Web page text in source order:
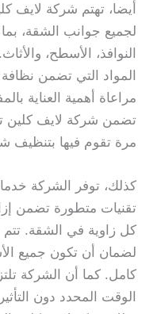
أيضا، تهتم شركة لايف
لجميع جوانب الشقة،
النوافذ، الأسطح،
المواد التي تضمن
مراعاة أهمية العناية
تضمن شركة لايف كلين
مرة تقوم فيها
كذلك، توفر الشركة
تقنيات متطورة تضمن
كل زاوية في الشقة. تتم
لضمان أن تكون جميع
كامل. كما أن الشركة
الوقت المحدد دون